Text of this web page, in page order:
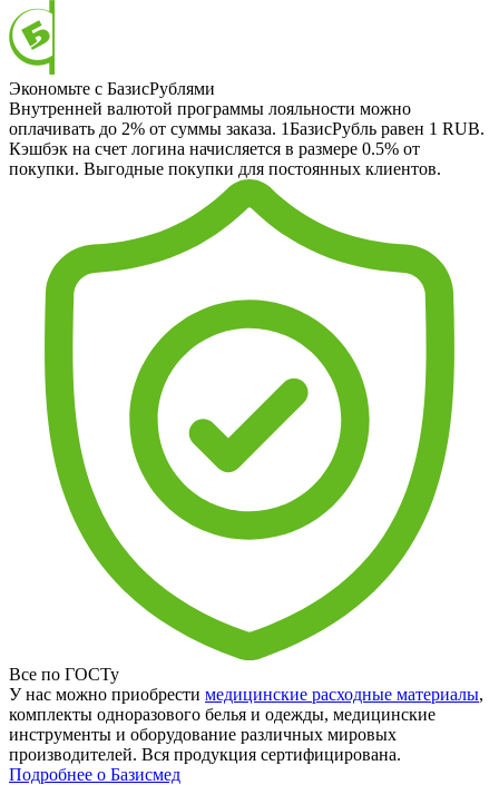
Экономьте с БазисРублями
Внутренней валютой программы лояльности можно
оплачивать до 2% от суммы заказа. 1БазисРубль равен 1 RUB.
Кэшбэк на счет логина начисляется в размере 0.5% от
покупки. Выгодные покупки для постоянных клиентов.
Все по ГОСТу
У нас можно приобрести медицинские расходные материалы,
комплекты одноразового белья и одежды, медицинские
инструменты и оборудование различных мировых
производителей. Вся продукция сертифицирована.
Подробнее о Базисмед